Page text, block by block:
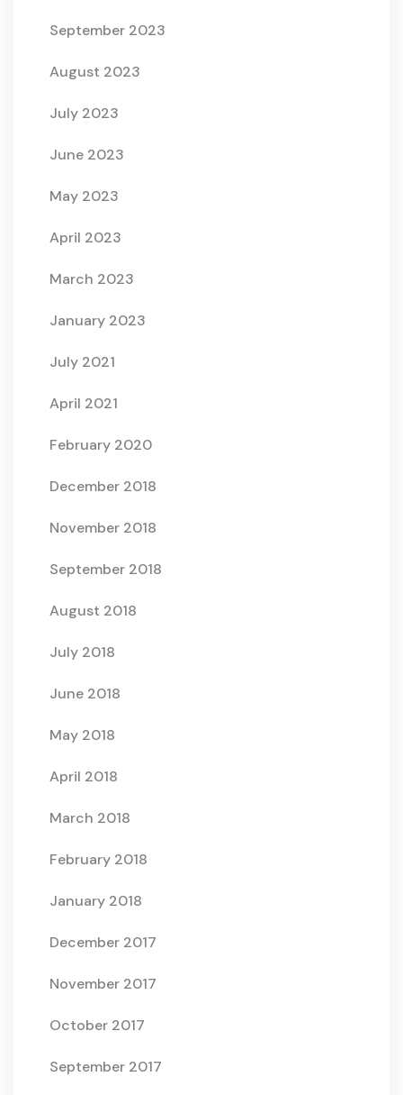
September 2023
August 2023
July 2023
June 2023
May 2023
April 2023
March 2023
January 2023
July 2021
April 2021
February 2020
December 2018
November 2018
September 2018
August 2018
July 2018
June 2018
May 2018
April 2018
March 2018
February 2018
January 2018
December 2017
November 2017
October 2017
September 2017